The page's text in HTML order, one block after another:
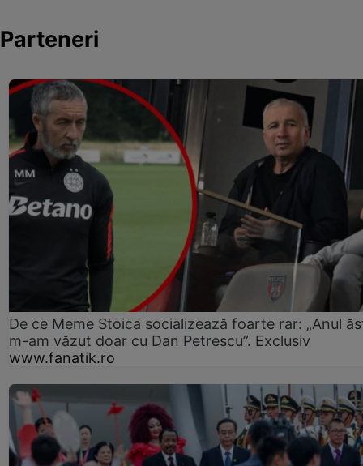
Parteneri
De ce Meme Stoica socializează foarte rar: „Anul
m-am văzut doar cu Dan Petrescu”. Exclusiv
www.fanatik.ro